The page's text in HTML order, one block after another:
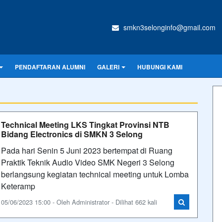
smkn3selonginfo@gmail.com
PENDAFTARAN ALUMNI GALERI HUBUNGI KAMI
Technical Meeting LKS Tingkat Provinsi NTB
Bidang Electronics di SMKN 3 Selong
Pada hari Senin 5 Juni 2023 bertempat di Ruang
Praktik Teknik Audio Video SMK Negeri 3 Selong
berlangsung kegiatan technical meeting untuk Lomba
Keteramp
05/06/2023 15:00 - Oleh Administrator - Dilihat 662 kali